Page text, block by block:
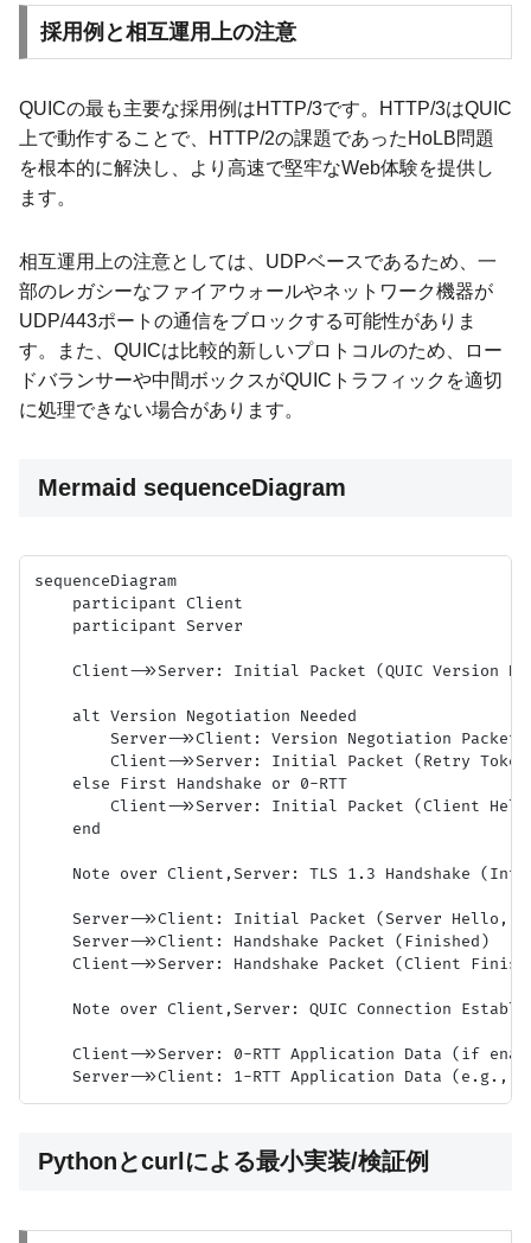
採用例と相互運用上の注意
QUICの最も主要な採用例はHTTP/3です。HTTP/3はQUIC
上で動作することで、HTTP/2の課題であったHoLB問題
を根本的に解決し、より高速で堅牢なWeb体験を提供し
ます。
相互運用上の注意としては、UDPベースであるため、一
部のレガシーなファイアウォールやネットワーク機器が
UDP/443ポートの通信をブロックする可能性がありま
す。また、QUICは比較的新しいプロトコルのため、ロー
ドバランサーや中間ボックスがQUICトラフィックを適切
に処理できない場合があります。
Mermaid sequenceDiagram
sequenceDiagram
    participant Client
    participant Server
Client->>Server: Initial Packet (QUIC Version
    alt Version Negotiation Needed
        Server->>Client: Version Negotiation Packet
Client->>Server: Initial Packet (Retry
    else First Handshake or 0-RTT
Client->>Server: Initial Packet (Client
    end
Note over Client,Server: TLS 1.3 Handshake
Server->>Client: Initial Packet (Server Hello,
    Server->>Client: Handshake Packet (Finished)
Client->>Server: Handshake Packet (Client
Note over Client,Server: QUIC Connection
Client->>Server: 0-RTT Application Data (if
Pythonとcurlによる最小実装/検証例